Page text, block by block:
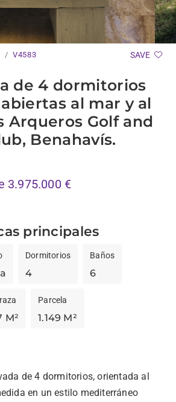
V4583 SAVE
de 4 dormitorios
al mar y al
Arqueros Golf and
Benahavís.
3.975.000 €
principales
Dormitorios
4
Baños
6
M²
Parcela
1.149 M²
de 4 dormitorios, orientada al
en un estilo mediterráneo